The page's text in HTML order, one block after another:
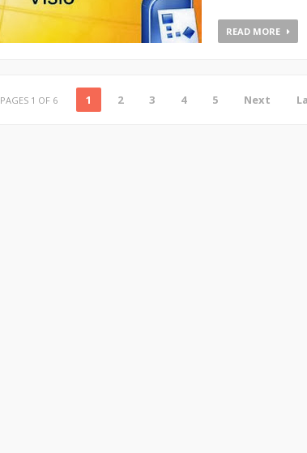
READ MORE
PAGES 1 OF 6 1 2 3 4 5 Next